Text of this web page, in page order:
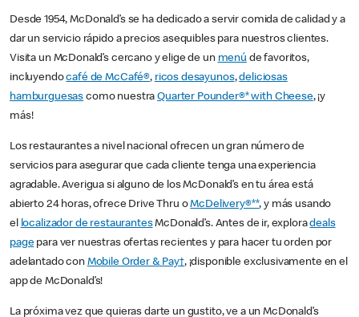
Desde 1954, McDonald’s se ha dedicado a servir comida de calidad y a
dar un servicio rápido a precios asequibles para nuestros clientes.
Visita un McDonald’s cercano y elige de un menú de favoritos,
incluyendocafé de McCafé®, ricos desayunos,deliciosas
hamburguesas como nuestraQuarter Pounder®* with Cheese, ¡y
más!
Los restaurantes a nivel nacional ofrecen un gran número de
servicios para asegurar que cada cliente tenga una experiencia
agradable. Averigua si alguno de los McDonald’s en tu área está
abierto 24 horas, ofrece Drive Thru oMcDelivery®**, y más usando
el localizador de restaurantesMcDonald’s. Antes de ir, exploradeals
pagepara ver nuestras ofertas recientes y para hacer tu orden por
adelantado con Mobile Order & Pay†, ¡disponible exclusivamente en el
app de McDonald’s!
La próxima vez que quieras darte un gustito, ve a un McDonald’s